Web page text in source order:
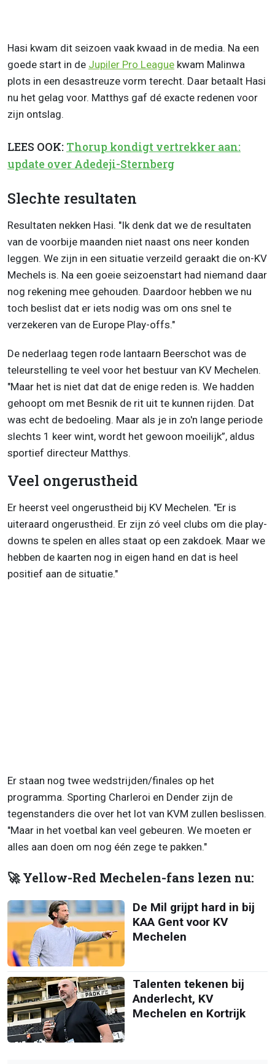
Hasi kwam dit seizoen vaak kwaad in de media. Na een
goede start in de Jupiler Pro League kwam Malinwa
plots in een desastreuze vorm terecht. Daar betaalt Hasi
nu het gelag voor. Matthys gaf dé exacte redenen voor
zijn ontslag.
LEES OOK: Thorup kondigt vertrekker aan:
update over Adedeji-Sternberg
Slechte resultaten
Resultaten nekken Hasi. "Ik denk dat we de resultaten
van de voorbije maanden niet naast ons neer konden
leggen. We zijn in een situatie verzeild geraakt die on-KV
Mechels is. Na een goeie seizoenstart had niemand daar
nog rekening mee gehouden. Daardoor hebben we nu
toch beslist dat er iets nodig was om ons snel te
verzekeren van de Europe Play-offs."
De nederlaag tegen rode lantaarn Beerschot was de
teleurstelling te veel voor het bestuur van KV Mechelen.
"Maar het is niet dat dat de enige reden is. We hadden
gehoopt om met Besnik de rit uit te kunnen rijden. Dat
was echt de bedoeling. Maar als je in zo'n lange periode
slechts 1 keer wint, wordt het gewoon moeilijk”, aldus
sportief directeur Matthys.
Veel ongerustheid
Er heerst veel ongerustheid bij KV Mechelen. "Er is
uiteraard ongerustheid. Er zijn zó veel clubs om die play-
downs te spelen en alles staat op een zakdoek. Maar we
hebben de kaarten nog in eigen hand en dat is heel
positief aan de situatie."
Er staan nog twee wedstrijden/finales op het
programma. Sporting Charleroi en Dender zijn de
tegenstanders die over het lot van KVM zullen beslissen.
"Maar in het voetbal kan veel gebeuren. We moeten er
alles aan doen om nog één zege te pakken."
🚀 Yellow-Red Mechelen-fans lezen nu:
De Mil grijpt hard in bij
KAA Gent voor KV
Mechelen
Talenten tekenen bij
Anderlecht, KV
Mechelen en Kortrijk